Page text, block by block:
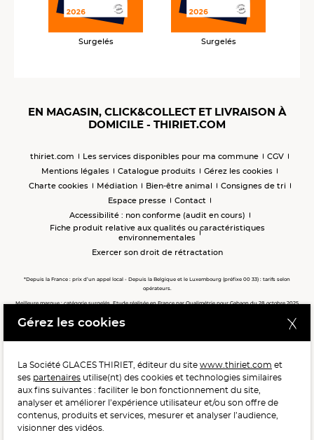
Surgelés Surgelés
EN MAGASIN, CLICK&COLLECT ET LIVRAISON À
DOMICILE - THIRIET.COM
thiriet.com Les services disponibles pour ma commune
CGV
Mentions légales
Catalogue produits
Gérez les cookies
Charte cookies
Médiation Bien-être animal
Consignes de tri
Espace presse
Contact
Accessibilité : non conforme (audit en cours)
Fiche produit relative aux qualités ou caractéristiques
environnementales
Exercer son droit de rétractation
*Depuis la France : prix d’un appel local - Depuis la Belgique et le Luxembourg (préfixe 00 33) : tarifs selon
opérateurs.
Meilleure marque : catégorie surgelés. Etude réalisée en France par Qualimétrie pour Gabaon du 28 octobre 2025
Meilleure chaîne de magasins, Meilleur e-commerçant, Meilleure relation clients : catégorie surgelés. Étude
POUR VOTRE SANTÉ, MANGEZ AU MOINS CINQ FRUITS ET
LÉGUMES PAR JOUR.WWW.MANGERBOUGER.FR
Gérez les cookies
La Société GLACES THIRIET, éditeur du site www.thiriet.com et
ses partenaires utilise(nt) des cookies et technologies similaires
aux fins suivantes : faciliter le bon fonctionnement du site,
analyser et améliorer l’expérience utilisateur et/ou son offre de
contenus, produits et services, mesurer et analyser l’audience,
visionner des vidéos.